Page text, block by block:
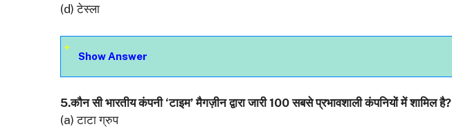
(d) टेस्ला
Show Answer
5.कौन सी भारतीय कंपनी ‘टाइम’ मैगज़ीन द्वारा जारी 100 सबसे प्रभावशाली कंपनियों में शामिल है?
(a) टाटा ग्रुप